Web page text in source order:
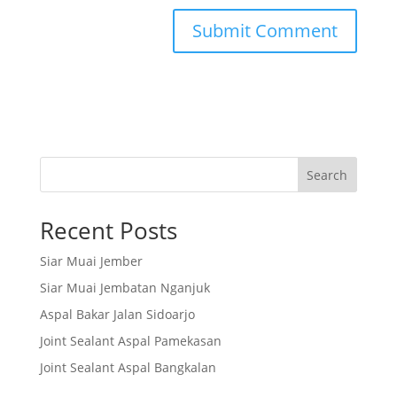
Search
Recent Posts
Siar Muai Jember
Siar Muai Jembatan Nganjuk
Aspal Bakar Jalan Sidoarjo
Joint Sealant Aspal Pamekasan
Joint Sealant Aspal Bangkalan